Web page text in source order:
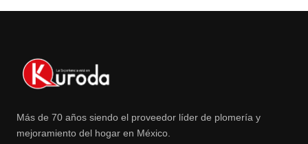
Más de 70 años siendo el proveedor líder de plomería y
mejoramiento del hogar en México.